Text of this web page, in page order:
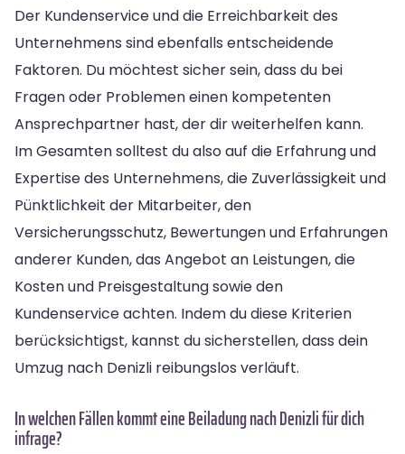
Der Kundenservice und die Erreichbarkeit des
Unternehmens sind ebenfalls entscheidende
Faktoren. Du möchtest sicher sein, dass du bei
Fragen oder Problemen einen kompetenten
Ansprechpartner hast, der dir weiterhelfen kann.
Im Gesamten solltest du also auf die Erfahrung und
Expertise des Unternehmens, die Zuverlässigkeit und
Pünktlichkeit der Mitarbeiter, den
Versicherungsschutz, Bewertungen und Erfahrungen
anderer Kunden, das Angebot an Leistungen, die
Kosten und Preisgestaltung sowie den
Kundenservice achten. Indem du diese Kriterien
berücksichtigst, kannst du sicherstellen, dass dein
Umzug nach Denizli reibungslos verläuft.
In welchen Fällen kommt eine Beiladung nach Denizli für dich
infrage?